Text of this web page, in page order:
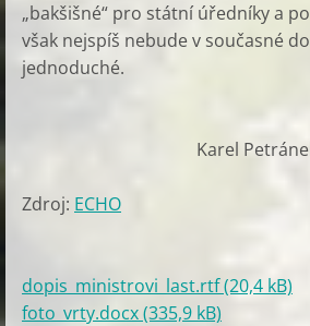
„bakšišné“ pro státní úředníky a
však nejspíš nebude v současné
jednoduché.
Karel
Zdroj: ECHO
dopis_ministrovi_last.rtf (20,4 kB)
foto_vrty.docx (335,9 kB)